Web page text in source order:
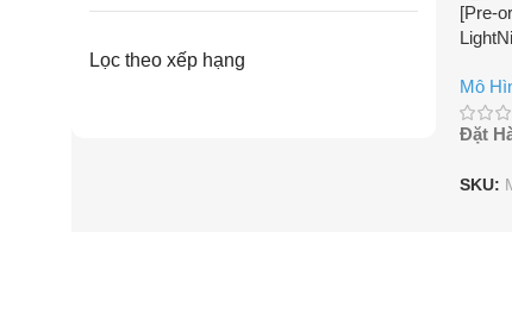
Lọc theo xếp hạng
[Pre-
Mô
Đặt
SKU: